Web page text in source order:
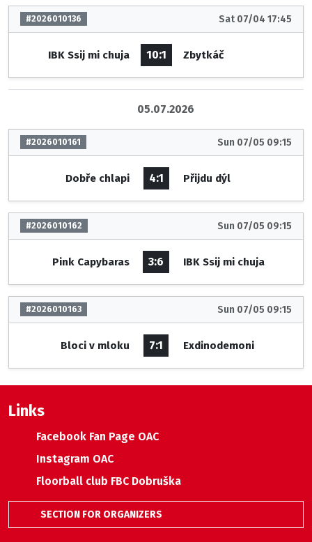
#2026010136 Sat 07/04 17:45
IBK Ssij mi chuja 10:1 Zbytkáč
05.07.2026
#2026010161 Sun 07/05 09:15
Dobře chlapi 4:1 Přijdu dýl
#2026010162 Sun 07/05 09:15
Pink Capybaras 3:6 IBK Ssij mi chuja
#2026010163 Sun 07/05 09:15
Bloci v mloku 7:1 Exdinodemoni
Links
Facebook Fan Page OAC
Instagram OAC
Floorball club FBC Dobruška
SECTION FOR ORGANIZERS